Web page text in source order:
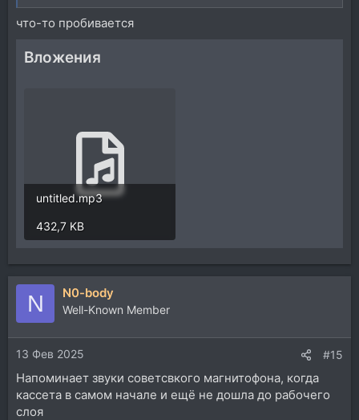
что-то пробивается
Вложения
untitled.mp3
432,7 KB
N N0-body
Well-Known Member
13 Фев 2025 #15
Напоминает звуки советсвкого магнитофона, когда
кассета в самом начале и ещё не дошла до рабочего
слоя